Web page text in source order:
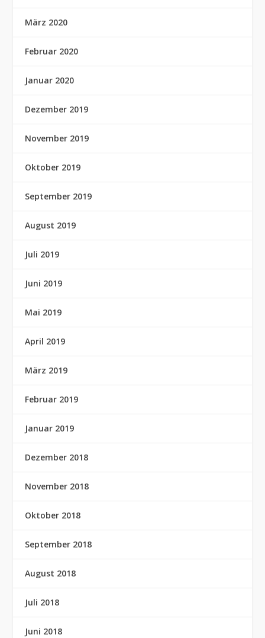
März 2020
Februar 2020
Januar 2020
Dezember 2019
November 2019
Oktober 2019
September 2019
August 2019
Juli 2019
Juni 2019
Mai 2019
April 2019
März 2019
Februar 2019
Januar 2019
Dezember 2018
November 2018
Oktober 2018
September 2018
August 2018
Juli 2018
Juni 2018